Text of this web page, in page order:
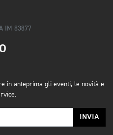
IM 83877
in anteprima gli eventi, le novità e
INVIA